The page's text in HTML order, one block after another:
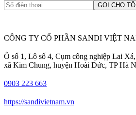
GỌI CHO TÔI
CÔNG TY CỔ PHẦN SANDI VIỆT
Ô số 1, Lô số 4, Cụm công nghiệp Lai Xá,
xã Kim Chung, huyện Hoài Đức, TP Hà
0903 223 663
https://sandivietnam.vn